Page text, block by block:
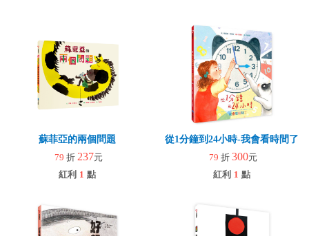
蘇菲亞的兩個問題
79 折 237元
紅利 1 點
從1分鐘到24小時-我會看時間了
79 折 300元
紅利 1 點